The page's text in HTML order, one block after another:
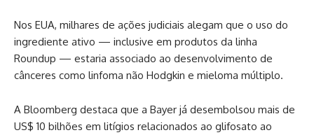
Nos EUA, milhares de ações judiciais alegam que o uso do
ingrediente ativo — inclusive em produtos da linha
Roundup — estaria associado ao desenvolvimento de
cânceres como linfoma não Hodgkin e mieloma múltiplo.
A Bloomberg destaca que a Bayer já desembolsou mais de
US$ 10 bilhões em litígios relacionados ao glifosato ao